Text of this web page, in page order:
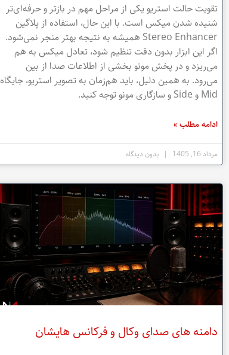
تقویت حالت استریو یکی از مراحل مهم در بازتر و حرفه‌ای‌تر
شنیده شدن میکس است. با این حال، استفاده از پلاگین
Stereo Enhancer همیشه به نتیجه بهتر منجر نمی‌شود.
اگر این ابزار بدون دقت تنظیم شود، تعادل میکس به هم
می‌ریزد و در پخش مونو بخشی از اطلاعات صدا از بین
می‌رود. به همین دلیل، باید هم‌زمان به تصویر استریو، جایگاه
Mid و Side و سازگاری مونو توجه کنید.
ادامه مطلب »
مرداد 16, 1405 بدون دیدگاه
دامنه های صدای وکال و فرکانس هایشان